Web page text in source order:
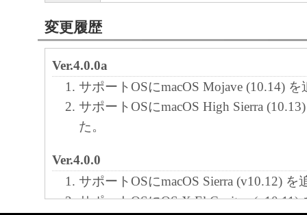
変更履歴
Ver.4.0.0a
サポートOSにmacOS Mojave (10.14)
サポートOSにmacOS High Sierra
た。
Ver.4.0.0
サポートOSにmacOS Sierra (v10.12) を
サポートOSにOS X El Capitan (v10.11)